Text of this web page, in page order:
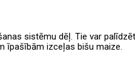
sistēmu dēļ. Tie var
īpašībām izceļas bišu maize.